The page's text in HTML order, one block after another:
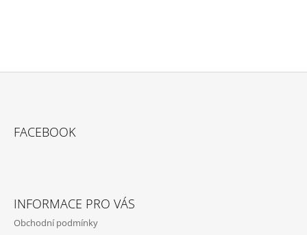
FACEBOOK
INFORMACE PRO VÁS
Obchodní podmínky